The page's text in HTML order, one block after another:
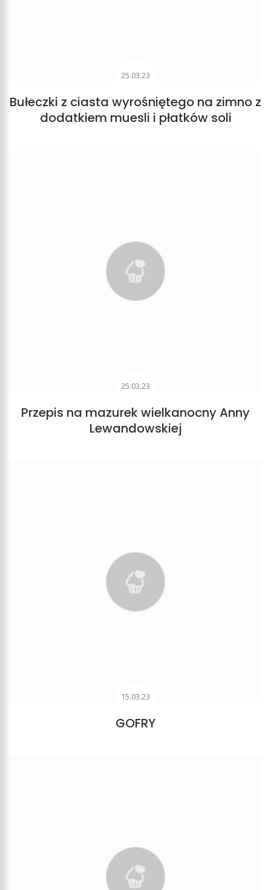
25.03.23
Bułeczki z ciasta wyrośniętego na zimno z
dodatkiem muesli i płatków soli
25.03.23
Przepis na mazurek wielkanocny Anny
Lewandowskiej
15.03.23
GOFRY